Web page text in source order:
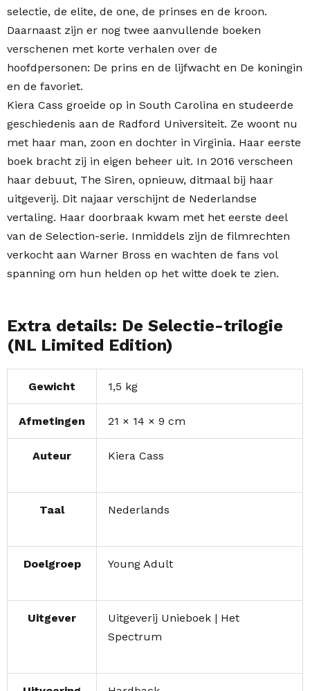
selectie, de elite, de one, de prinses en de kroon.
Daarnaast zijn er nog twee aanvullende boeken
verschenen met korte verhalen over de
hoofdpersonen: De prins en de lijfwacht en De koningin
en de favoriet.
Kiera Cass groeide op in South Carolina en studeerde
geschiedenis aan de Radford Universiteit. Ze woont nu
met haar man, zoon en dochter in Virginia. Haar eerste
boek bracht zij in eigen beheer uit. In 2016 verscheen
haar debuut, The Siren, opnieuw, ditmaal bij haar
uitgeverij. Dit najaar verschijnt de Nederlandse
vertaling. Haar doorbraak kwam met het eerste deel
van de Selection-serie. Inmiddels zijn de filmrechten
verkocht aan Warner Bross en wachten de fans vol
spanning om hun helden op het witte doek te zien.
Extra details: De Selectie-trilogie
(NL Limited Edition)
Gewicht 1,5 kg
Afmetingen 21 × 14 × 9 cm
Auteur Kiera Cass
Taal Nederlands
Doelgroep Young Adult
Uitgever
Uitgeverij Unieboek | Het
Spectrum